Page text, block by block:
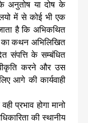
अनुतोष या दोष के
में से कोई भी एक
है कि अभिकथित
का कथन अभिलिखित
संपत्ति के सम्बंधित
करने और उस
आगे की कार्यवाही
प्रभाव होगा मानो
की स्थानीय